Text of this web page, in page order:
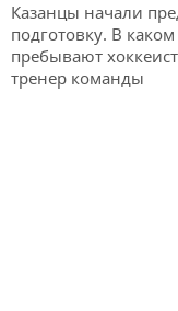
Казанцы начали
подготовку. В
пребывают
тренер команды